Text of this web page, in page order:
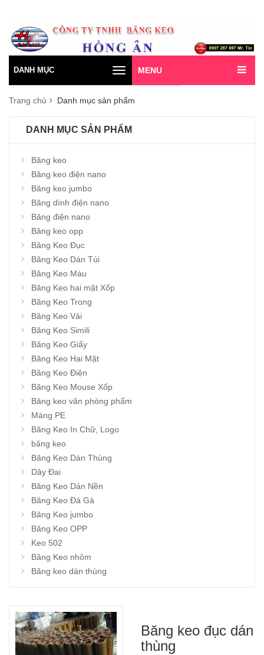
Toggle
navigation
DANH MỤC MENU
Trang chủ Danh mục sản phẩm
DANH MỤC SẢN PHẨM
Băng keo
Băng keo điện nano
Băng keo jumbo
Băng dính điện nano
Băng điện nano
Băng keo opp
Băng Keo Đục
Băng Keo Dán Túi
Băng Keo Màu
Băng Keo hai mặt Xốp
Băng Keo Trong
Băng Keo Vải
Băng Keo Simili
Băng Keo Giấy
Băng Keo Hai Mặt
Băng Keo Điện
Băng Keo Mouse Xốp
Băng keo văn phòng phẩm
Màng PE
Băng Keo In Chữ, Logo
băng keo
Băng Keo Dán Thùng
Dây Đai
Băng Keo Dán Nền
Băng Keo Đá Gà
Băng Keo jumbo
Băng Keo OPP
Keo 502
Băng Keo nhôm
Băng keo dán thùng
Băng keo đục dán
thùng